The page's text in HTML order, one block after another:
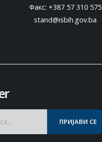
Факс: +387 57 310 575
stand@isbih.gov.ba
ПРИЈАВИ СЕ